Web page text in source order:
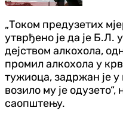
„Током предузетих
утврђено је да је
дејством алкохола,
промил алкохола у
тужиоца, задржан је у
возило му је
саопштењу.